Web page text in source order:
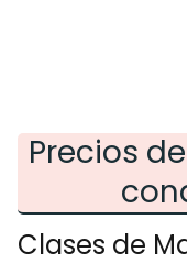
Precios
Clases de